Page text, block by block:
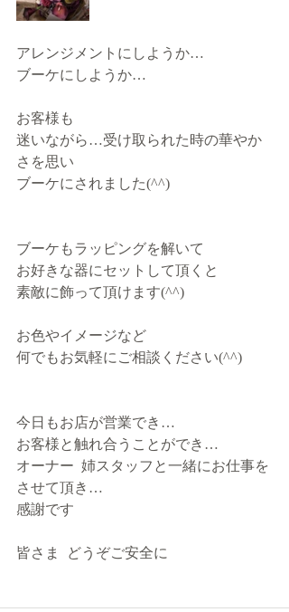
アレンジメントにしようか…
ブーケにしようか…
お客様も
迷いながら…受け取られた時の華やか
さを思い
ブーケにされました(^^)
ブーケもラッピングを解いて
お好きな器にセットして頂くと
素敵に飾って頂けます(^^)
お色やイメージなど
何でもお気軽にご相談ください(^^)
今日もお店が営業でき…
お客様と触れ合うことができ…
オーナー  姉スタッフと一緒にお仕事を
させて頂き…
感謝です
皆さま  どうぞご安全に